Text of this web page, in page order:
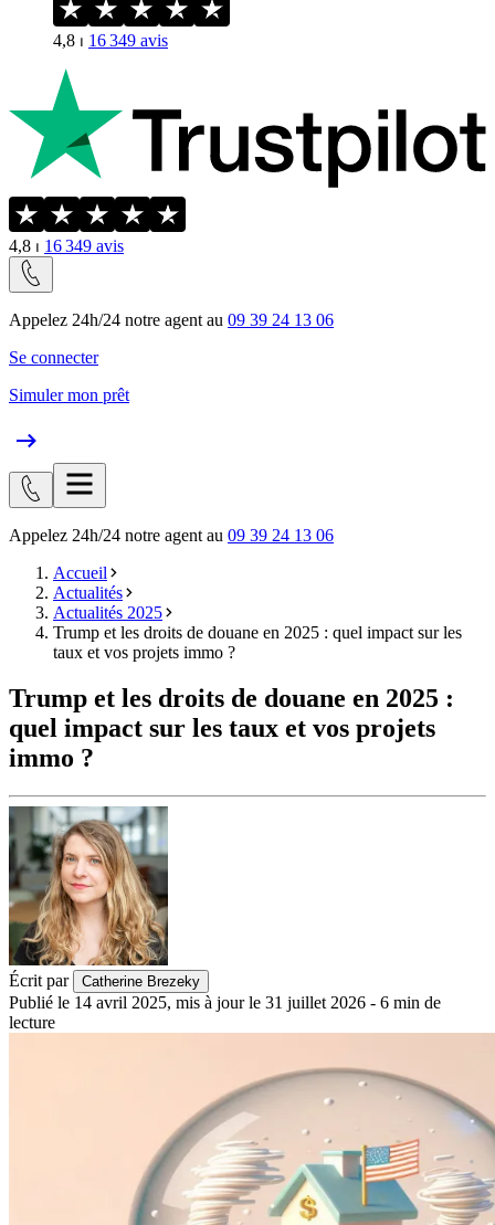
4,8 ⏐ 16 349 avis
4,8 ⏐ 16 349 avis
Appelez 24h/24 notre agent au 09 39 24 13 06
Se connecter
Simuler mon prêt
Appelez 24h/24 notre agent au 09 39 24 13 06
Accueil
Actualités
Actualités 2025
Trump et les droits de douane en 2025 : quel impact sur les
taux et vos projets immo ?
Trump et les droits de douane en 2025 :
quel impact sur les taux et vos projets
immo ?
Écrit par Catherine Brezeky
Publié le 14 avril 2025, mis à jour le 31 juillet 2026 - 6 min de
lecture